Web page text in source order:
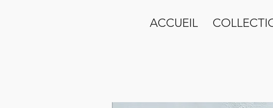
ACCUEIL